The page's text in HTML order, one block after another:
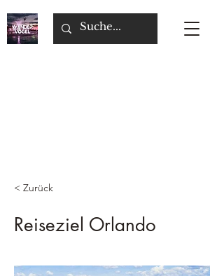
< Zurück
Reiseziel Orlando